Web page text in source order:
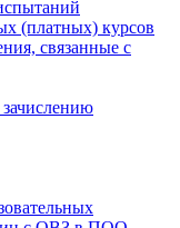
(платных) курсов
связанные с